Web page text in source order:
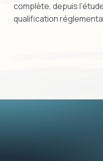
complète, depuis
qualification